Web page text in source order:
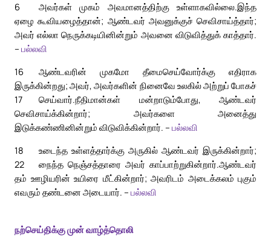
அவர்கள் முகம் அவமானத்திற்கு உள்ளாகவில்லை.
6
இந்த
ஏழை கூவியழைத்தான்; ஆண்டவர் அவனுக்குச் செவிசாய்த்தார்;
அவர் எல்லா நெருக்கடியினின்றும் அவனை விடுவித்துக் காத்தார்.
– பல்லவி
16
ஆண்டவரின் முகமோ தீமைசெய்வோர்க்கு எதிராக
இருக்கின்றது; அவர், அவர்களின் நினைவே உலகில் அற்றுப் போகச்
செய்வார்.
17
நீதிமான்கள் மன்றாடும்போது, ஆண்டவர்
செவிசாய்க்கின்றார்; அவர்களை அனைத்து
இடுக்கண்ணினின்றும் விடுவிக்கின்றார். – பல்லவி
18
உடைந்த உள்ளத்தார்க்கு அருகில் ஆண்டவர் இருக்கின்றார்;
நைந்த நெஞ்சத்தாரை அவர் காப்பாற்றுகின்றார்.
22
ஆண்டவர்
தம் ஊழியரின் உயிரை மீட்கின்றார்; அவரிடம் அடைக்கலம் புகும்
எவரும் தண்டனை அடையார். – பல்லவி
நற்செய்திக்கு முன் வாழ்த்தொலி